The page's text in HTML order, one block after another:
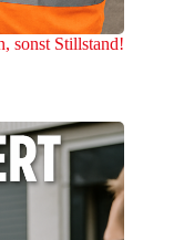
sonst Stillstand!